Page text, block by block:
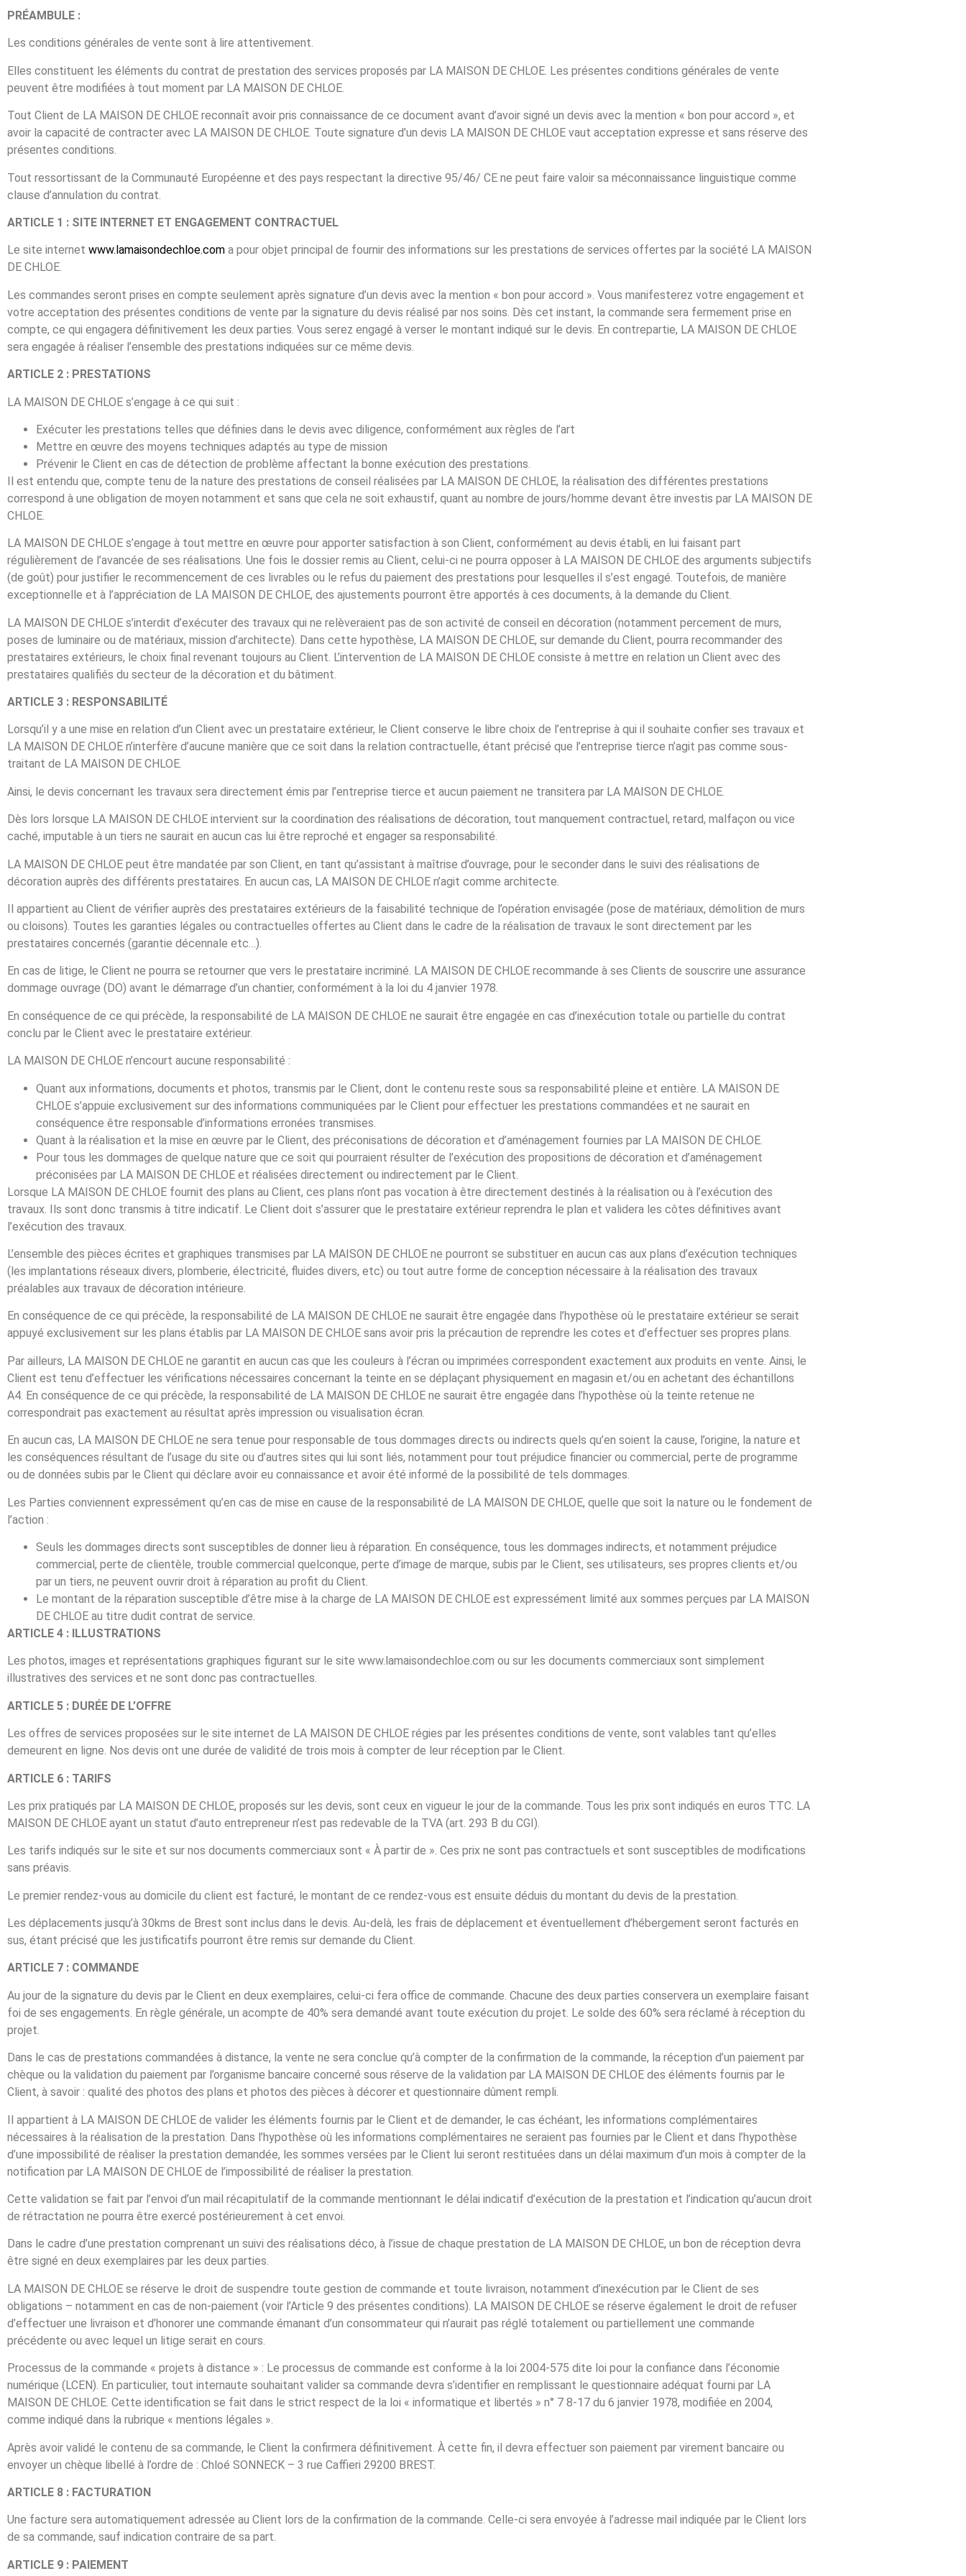
PRÉAMBULE :
Les conditions générales de vente sont à lire attentivement.
Elles constituent les éléments du contrat de prestation des services proposés par LA MAISON DE CHLOE. Les présentes conditions générales de vente
peuvent être modifiées à tout moment par LA MAISON DE CHLOE.
Tout Client de LA MAISON DE CHLOE reconnaît avoir pris connaissance de ce document avant d’avoir signé un devis avec la mention « bon pour accord », et
avoir la capacité de contracter avec LA MAISON DE CHLOE. Toute signature d’un devis LA MAISON DE CHLOE vaut acceptation expresse et sans réserve des
présentes conditions.
Tout ressortissant de la Communauté Européenne et des pays respectant la directive 95/46/ CE ne peut faire valoir sa méconnaissance linguistique comme
clause d’annulation du contrat.
ARTICLE 1 : SITE INTERNET ET ENGAGEMENT CONTRACTUEL
Le site internet www.lamaisondechloe.com a pour objet principal de fournir des informations sur les prestations de services offertes par la société LA MAISON
DE CHLOE.
Les commandes seront prises en compte seulement après signature d’un devis avec la mention « bon pour accord ». Vous manifesterez votre engagement et
votre acceptation des présentes conditions de vente par la signature du devis réalisé par nos soins. Dès cet instant, la commande sera fermement prise en
compte, ce qui engagera définitivement les deux parties. Vous serez engagé à verser le montant indiqué sur le devis. En contrepartie, LA MAISON DE CHLOE
sera engagée à réaliser l’ensemble des prestations indiquées sur ce même devis.
ARTICLE 2 : PRESTATIONS
LA MAISON DE CHLOE s’engage à ce qui suit :
Exécuter les prestations telles que définies dans le devis avec diligence, conformément aux règles de l’art
Mettre en œuvre des moyens techniques adaptés au type de mission
Prévenir le Client en cas de détection de problème affectant la bonne exécution des prestations.
Il est entendu que, compte tenu de la nature des prestations de conseil réalisées par LA MAISON DE CHLOE, la réalisation des différentes prestations
correspond à une obligation de moyen notamment et sans que cela ne soit exhaustif, quant au nombre de jours/homme devant être investis par LA MAISON DE
CHLOE.
LA MAISON DE CHLOE s’engage à tout mettre en œuvre pour apporter satisfaction à son Client, conformément au devis établi, en lui faisant part
régulièrement de l’avancée de ses réalisations. Une fois le dossier remis au Client, celui-ci ne pourra opposer à LA MAISON DE CHLOE des arguments subjectifs
(de goût) pour justifier le recommencement de ces livrables ou le refus du paiement des prestations pour lesquelles il s’est engagé. Toutefois, de manière
exceptionnelle et à l’appréciation de LA MAISON DE CHLOE, des ajustements pourront être apportés à ces documents, à la demande du Client.
LA MAISON DE CHLOE s’interdit d’exécuter des travaux qui ne relèveraient pas de son activité de conseil en décoration (notamment percement de murs,
poses de luminaire ou de matériaux, mission d’architecte). Dans cette hypothèse, LA MAISON DE CHLOE, sur demande du Client, pourra recommander des
prestataires extérieurs, le choix final revenant toujours au Client. L’intervention de LA MAISON DE CHLOE consiste à mettre en relation un Client avec des
prestataires qualifiés du secteur de la décoration et du bâtiment.
ARTICLE 3 : RESPONSABILITÉ
Lorsqu’il y a une mise en relation d’un Client avec un prestataire extérieur, le Client conserve le libre choix de l’entreprise à qui il souhaite confier ses travaux et
LA MAISON DE CHLOE n’interfère d’aucune manière que ce soit dans la relation contractuelle, étant précisé que l’entreprise tierce n’agit pas comme sous-
traitant de LA MAISON DE CHLOE.
Ainsi, le devis concernant les travaux sera directement émis par l’entreprise tierce et aucun paiement ne transitera par LA MAISON DE CHLOE.
Dès lors lorsque LA MAISON DE CHLOE intervient sur la coordination des réalisations de décoration, tout manquement contractuel, retard, malfaçon ou vice
caché, imputable à un tiers ne saurait en aucun cas lui être reproché et engager sa responsabilité.
LA MAISON DE CHLOE peut être mandatée par son Client, en tant qu’assistant à maîtrise d’ouvrage, pour le seconder dans le suivi des réalisations de
décoration auprès des différents prestataires. En aucun cas, LA MAISON DE CHLOE n’agit comme architecte.
Il appartient au Client de vérifier auprès des prestataires extérieurs de la faisabilité technique de l’opération envisagée (pose de matériaux, démolition de murs
ou cloisons). Toutes les garanties légales ou contractuelles offertes au Client dans le cadre de la réalisation de travaux le sont directement par les
prestataires concernés (garantie décennale etc…).
En cas de litige, le Client ne pourra se retourner que vers le prestataire incriminé. LA MAISON DE CHLOE recommande à ses Clients de souscrire une assurance
dommage ouvrage (DO) avant le démarrage d’un chantier, conformément à la loi du 4 janvier 1978.
En conséquence de ce qui précède, la responsabilité de LA MAISON DE CHLOE ne saurait être engagée en cas d’inexécution totale ou partielle du contrat
conclu par le Client avec le prestataire extérieur.
LA MAISON DE CHLOE n’encourt aucune responsabilité :
Quant aux informations, documents et photos, transmis par le Client, dont le contenu reste sous sa responsabilité pleine et entière. LA MAISON DE
CHLOE s’appuie exclusivement sur des informations communiquées par le Client pour effectuer les prestations commandées et ne saurait en
conséquence être responsable d’informations erronées transmises.
Quant à la réalisation et la mise en œuvre par le Client, des préconisations de décoration et d’aménagement fournies par LA MAISON DE CHLOE.
Pour tous les dommages de quelque nature que ce soit qui pourraient résulter de l’exécution des propositions de décoration et d’aménagement
préconisées par LA MAISON DE CHLOE et réalisées directement ou indirectement par le Client.
Lorsque LA MAISON DE CHLOE fournit des plans au Client, ces plans n’ont pas vocation à être directement destinés à la réalisation ou à l’exécution des
travaux. Ils sont donc transmis à titre indicatif. Le Client doit s’assurer que le prestataire extérieur reprendra le plan et validera les côtes définitives avant
l’exécution des travaux.
L’ensemble des pièces écrites et graphiques transmises par LA MAISON DE CHLOE ne pourront se substituer en aucun cas aux plans d’exécution techniques
(les implantations réseaux divers, plomberie, électricité, fluides divers, etc) ou tout autre forme de conception nécessaire à la réalisation des travaux
préalables aux travaux de décoration intérieure.
En conséquence de ce qui précède, la responsabilité de LA MAISON DE CHLOE ne saurait être engagée dans l’hypothèse où le prestataire extérieur se serait
appuyé exclusivement sur les plans établis par LA MAISON DE CHLOE sans avoir pris la précaution de reprendre les cotes et d’effectuer ses propres plans.
Par ailleurs, LA MAISON DE CHLOE ne garantit en aucun cas que les couleurs à l’écran ou imprimées correspondent exactement aux produits en vente. Ainsi, le
Client est tenu d’effectuer les vérifications nécessaires concernant la teinte en se déplaçant physiquement en magasin et/ou en achetant des échantillons
A4. En conséquence de ce qui précède, la responsabilité de LA MAISON DE CHLOE ne saurait être engagée dans l’hypothèse où la teinte retenue ne
correspondrait pas exactement au résultat après impression ou visualisation écran.
En aucun cas, LA MAISON DE CHLOE ne sera tenue pour responsable de tous dommages directs ou indirects quels qu’en soient la cause, l’origine, la nature et
les conséquences résultant de l’usage du site ou d’autres sites qui lui sont liés, notamment pour tout préjudice financier ou commercial, perte de programme
ou de données subis par le Client qui déclare avoir eu connaissance et avoir été informé de la possibilité de tels dommages.
Les Parties conviennent expressément qu’en cas de mise en cause de la responsabilité de LA MAISON DE CHLOE, quelle que soit la nature ou le fondement de
l’action :
Seuls les dommages directs sont susceptibles de donner lieu à réparation. En conséquence, tous les dommages indirects, et notamment préjudice
commercial, perte de clientèle, trouble commercial quelconque, perte d’image de marque, subis par le Client, ses utilisateurs, ses propres clients et/ou
par un tiers, ne peuvent ouvrir droit à réparation au profit du Client.
Le montant de la réparation susceptible d’être mise à la charge de LA MAISON DE CHLOE est expressément limité aux sommes perçues par LA MAISON
DE CHLOE au titre dudit contrat de service.
ARTICLE 4 : ILLUSTRATIONS
Les photos, images et représentations graphiques figurant sur le site www.lamaisondechloe.com ou sur les documents commerciaux sont simplement
illustratives des services et ne sont donc pas contractuelles.
ARTICLE 5 : DURÉE DE L’OFFRE
Les offres de services proposées sur le site internet de LA MAISON DE CHLOE régies par les présentes conditions de vente, sont valables tant qu’elles
demeurent en ligne. Nos devis ont une durée de validité de trois mois à compter de leur réception par le Client.
ARTICLE 6 : TARIFS
Les prix pratiqués par LA MAISON DE CHLOE, proposés sur les devis, sont ceux en vigueur le jour de la commande. Tous les prix sont indiqués en euros TTC. LA
MAISON DE CHLOE ayant un statut d’auto entrepreneur n’est pas redevable de la TVA (art. 293 B du CGI).
Les tarifs indiqués sur le site et sur nos documents commerciaux sont « À partir de ». Ces prix ne sont pas contractuels et sont susceptibles de modifications
sans préavis.
Le premier rendez-vous au domicile du client est facturé, le montant de ce rendez-vous est ensuite déduis du montant du devis de la prestation.
Les déplacements jusqu’à 30kms de Brest sont inclus dans le devis. Au-delà, les frais de déplacement et éventuellement d’hébergement seront facturés en
sus, étant précisé que les justificatifs pourront être remis sur demande du Client.
ARTICLE 7 : COMMANDE
Au jour de la signature du devis par le Client en deux exemplaires, celui-ci fera office de commande. Chacune des deux parties conservera un exemplaire faisant
foi de ses engagements. En règle générale, un acompte de 40% sera demandé avant toute exécution du projet. Le solde des 60% sera réclamé à réception du
projet.
Dans le cas de prestations commandées à distance, la vente ne sera conclue qu’à compter de la confirmation de la commande, la réception d’un paiement par
chèque ou la validation du paiement par l’organisme bancaire concerné sous réserve de la validation par LA MAISON DE CHLOE des éléments fournis par le
Client, à savoir : qualité des photos des plans et photos des pièces à décorer et questionnaire dûment rempli.
Il appartient à LA MAISON DE CHLOE de valider les éléments fournis par le Client et de demander, le cas échéant, les informations complémentaires
nécessaires à la réalisation de la prestation. Dans l’hypothèse où les informations complémentaires ne seraient pas fournies par le Client et dans l’hypothèse
d’une impossibilité de réaliser la prestation demandée, les sommes versées par le Client lui seront restituées dans un délai maximum d’un mois à compter de la
notification par LA MAISON DE CHLOE de l’impossibilité de réaliser la prestation.
Cette validation se fait par l’envoi d’un mail récapitulatif de la commande mentionnant le délai indicatif d’exécution de la prestation et l’indication qu’aucun droit
de rétractation ne pourra être exercé postérieurement à cet envoi.
Dans le cadre d’une prestation comprenant un suivi des réalisations déco, à l’issue de chaque prestation de LA MAISON DE CHLOE, un bon de réception devra
être signé en deux exemplaires par les deux parties.
LA MAISON DE CHLOE se réserve le droit de suspendre toute gestion de commande et toute livraison, notamment d’inexécution par le Client de ses
obligations – notamment en cas de non-paiement (voir l’Article 9 des présentes conditions). LA MAISON DE CHLOE se réserve également le droit de refuser
d’effectuer une livraison et d’honorer une commande émanant d’un consommateur qui n’aurait pas réglé totalement ou partiellement une commande
précédente ou avec lequel un litige serait en cours.
Processus de la commande « projets à distance » : Le processus de commande est conforme à la loi 2004-575 dite loi pour la confiance dans l’économie
numérique (LCEN). En particulier, tout internaute souhaitant valider sa commande devra s’identifier en remplissant le questionnaire adéquat fourni par LA
MAISON DE CHLOE. Cette identification se fait dans le strict respect de la loi « informatique et libertés » n° 7 8-17 du 6 janvier 1978, modifiée en 2004,
comme indiqué dans la rubrique « mentions légales ».
Après avoir validé le contenu de sa commande, le Client la confirmera définitivement. À cette fin, il devra effectuer son paiement par virement bancaire ou
envoyer un chèque libellé à l’ordre de : Chloé SONNECK – 3 rue Caffieri 29200 BREST.
ARTICLE 8 : FACTURATION
Une facture sera automatiquement adressée au Client lors de la confirmation de la commande. Celle-ci sera envoyée à l’adresse mail indiquée par le Client lors
de sa commande, sauf indication contraire de sa part.
ARTICLE 9 : PAIEMENT